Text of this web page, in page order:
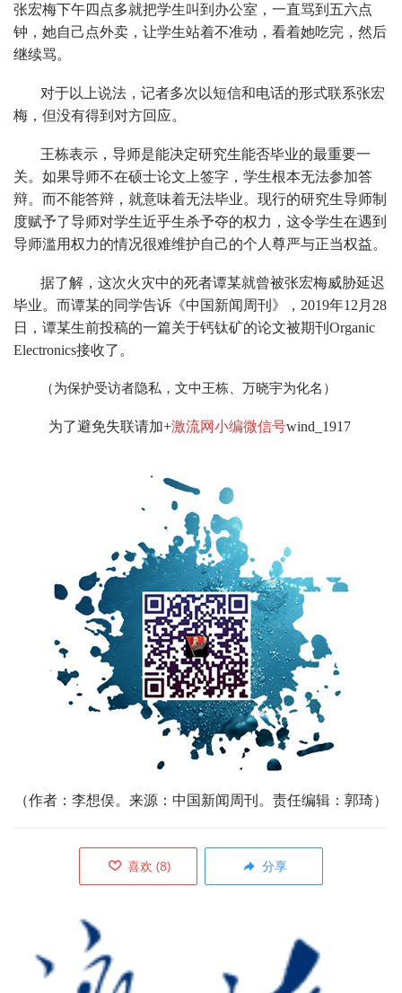
张宏梅下午四点多就把学生叫到办公室，一直骂到五六点
钟，她自己点外卖，让学生站着不准动，看着她吃完，然后
继续骂。
对于以上说法，记者多次以短信和电话的形式联系张宏
梅，但没有得到对方回应。
王栋表示，导师是能决定研究生能否毕业的最重要一
关。如果导师不在硕士论文上签字，学生根本无法参加答
辩。而不能答辩，就意味着无法毕业。现行的研究生导师制
度赋予了导师对学生近乎生杀予夺的权力，这令学生在遇到
导师滥用权力的情况很难维护自己的个人尊严与正当权益。
据了解，这次火灾中的死者谭某就曾被张宏梅威胁延迟
毕业。而谭某的同学告诉《中国新闻周刊》，2019年12月28
日，谭某生前投稿的一篇关于钙钛矿的论文被期刊Organic
Electronics接收了。
（为保护受访者隐私，文中王栋、万晓宇为化名）
为了避免失联请加+激流网小编微信号wind_1917
（作者：李想俣。来源：中国新闻周刊。责任编辑：郭琦）
喜欢 (8) 分享